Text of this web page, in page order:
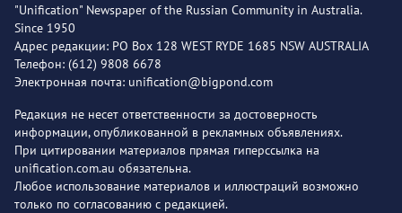
"Unification" Newspaper of the Russian Community in Australia.
Since 1950
Адрес редакции: PO Box 128 WEST RYDE 1685 NSW AUSTRALIA
Телефон: (612) 9808 6678
Электронная почта: unification@bigpond.com
Редакция не несет ответственности за достоверность
информации, опубликованной в рекламных объявлениях.
При цитировании материалов прямая гиперссылка на
unification.com.au обязательна.
Любое использование материалов и иллюстраций возможно
только по согласованию с редакцией.